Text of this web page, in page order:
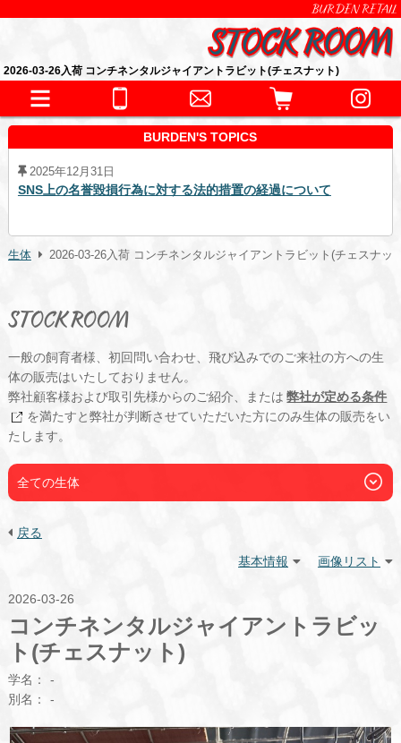
BURDEN RETAIL
2026-03-26入荷 コンチネンタルジャイアントラビット(チェスナット)
BURDEN'S TOPICS
2025年12月31日
SNS上の名誉毀損行為に対する法的措置の経過について
生体 2026-03-26入荷 コンチネンタルジャイアントラビット(チェスナッ
STOCK ROOM
一般の飼育者様、初回問い合わせ、飛び込みでのご来社の方への生
体の販売はいたしておりません。
弊社顧客様および取引先様からのご紹介、または 弊社が定める条件
を満たすと弊社が判断させていただいた方にのみ生体の販売をい
たします。
全ての生体
戻る
基本情報
画像リスト
2026-03-26
コンチネンタルジャイアントラビッ
ト(チェスナット)
学名：
-
別名：
-